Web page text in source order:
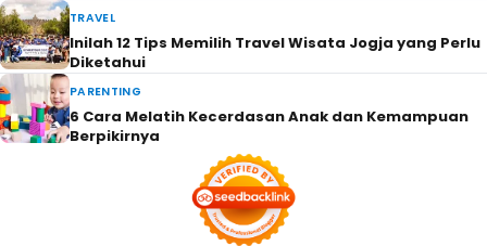
TRAVEL
Inilah 12 Tips Memilih Travel Wisata Jogja yang Perlu
Diketahui
PARENTING
6 Cara Melatih Kecerdasan Anak dan Kemampuan
Berpikirnya